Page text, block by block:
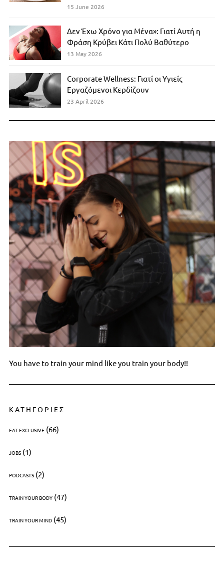
15 June 2026
Δεν Έχω Χρόνο για Μένα»: Γιατί Αυτή η
Φράση Κρύβει Κάτι Πολύ Βαθύτερο
13 May 2026
Corporate Wellness: Γιατί οι Υγιείς
Εργαζόμενοι Κερδίζουν
23 April 2026
You have to train your mind like you train your body!!
ΚΑΤΗΓΟΡΙΕΣ
EAT EXCLUSIVE(66)
JOBS(1)
PODCASTS(2)
TRAIN YOUR BODY(47)
TRAIN YOUR MIND(45)